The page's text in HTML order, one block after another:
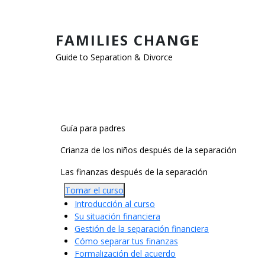
FAMILIES CHANGE
Guide to Separation & Divorce
Main Categories
Guía para padres
Crianza de los niños después de la separación
Las finanzas después de la separación
Tomar el curso
Introducción al curso
Su situación financiera
Gestión de la separación financiera
Cómo separar tus finanzas
Formalización del acuerdo